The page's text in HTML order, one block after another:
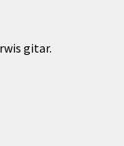
gitar.